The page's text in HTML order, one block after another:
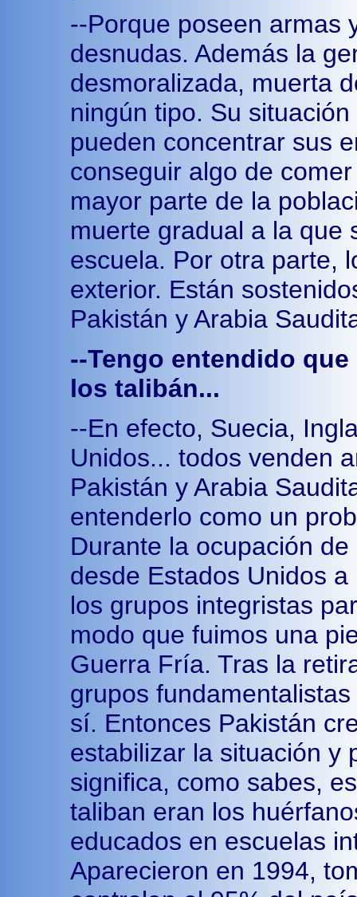
--Porque poseen armas
desnudas. Además la
desmoralizada, muerta
ningún tipo. Su
pueden concentrar sus
conseguir algo de
mayor parte de la
muerte gradual a la que
escuela. Por otra parte,
exterior. Están
Pakistán y Arabia
--Tengo entendido
los talibán...
--En efecto, Suecia,
Unidos... todos venden
Pakistán y Arabia
entenderlo como un
Durante la ocupación
desde Estados Unidos
los grupos integristas
modo que fuimos una
Guerra Fría. Tras la
grupos
sí. Entonces Pakistán
estabilizar la situación y
significa, como sabes,
taliban eran los
educados en escuelas
Aparecieron en 1994,